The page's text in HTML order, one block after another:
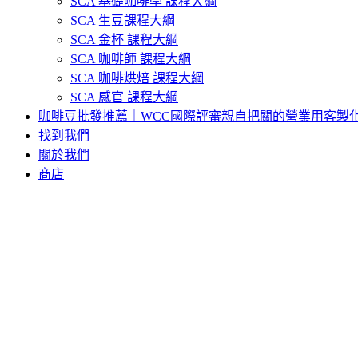
SCA 生豆課程大綱
SCA 金杯 課程大綱
SCA 咖啡師 課程大綱
SCA 咖啡烘焙 課程大綱
SCA 感官 課程大綱
咖啡豆批發推薦｜WCC國際評審親自把關的營業用客製
找到我們
關於我們
商店